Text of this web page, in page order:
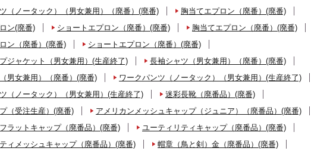
（ノータック）（男女兼用）（廃番）(廃番)
胸当てエプロン（廃番）(廃番)
ン(廃番)
ショートエプロン（廃番）(廃番)
胸当てエプロン（廃番）(廃番)
ン（廃番）(廃番)
ショートエプロン（廃番）(廃番)
ジャケット（男女兼用）(生産終了)
長袖シャツ（男女兼用）（廃番）(廃番)
男女兼用）（廃番）(廃番)
ワークパンツ（ノータック）（男女兼用）(生産終了)
（ノータック）（男女兼用）(生産終了)
迷彩長靴（廃番品）(廃番)
（受注生産）(廃番)
アメリカンメッシュキャップ（ジュニア）（廃番品）(廃番)
ラットキャップ（廃番品）(廃番)
ユーティリティキャップ（廃番品）(廃番)
ィメッシュキャップ（廃番品）(廃番)
帽章（鳥と剣）金（廃番品）(廃番)